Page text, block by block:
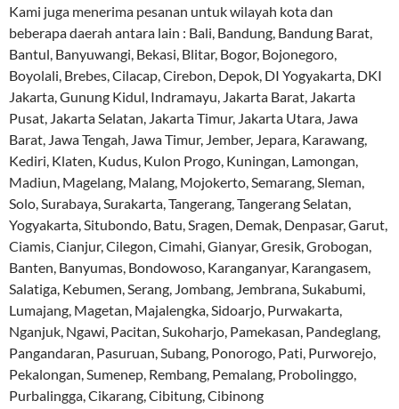
Kami juga menerima pesanan untuk wilayah kota dan
beberapa daerah antara lain : Bali, Bandung, Bandung Barat,
Bantul, Banyuwangi, Bekasi, Blitar, Bogor, Bojonegoro,
Boyolali, Brebes, Cilacap, Cirebon, Depok, DI Yogyakarta, DKI
Jakarta, Gunung Kidul, Indramayu, Jakarta Barat, Jakarta
Pusat, Jakarta Selatan, Jakarta Timur, Jakarta Utara, Jawa
Barat, Jawa Tengah, Jawa Timur, Jember, Jepara, Karawang,
Kediri, Klaten, Kudus, Kulon Progo, Kuningan, Lamongan,
Madiun, Magelang, Malang, Mojokerto, Semarang, Sleman,
Solo, Surabaya, Surakarta, Tangerang, Tangerang Selatan,
Yogyakarta, Situbondo, Batu, Sragen, Demak, Denpasar, Garut,
Ciamis, Cianjur, Cilegon, Cimahi, Gianyar, Gresik, Grobogan,
Banten, Banyumas, Bondowoso, Karanganyar, Karangasem,
Salatiga, Kebumen, Serang, Jombang, Jembrana, Sukabumi,
Lumajang, Magetan, Majalengka, Sidoarjo, Purwakarta,
Nganjuk, Ngawi, Pacitan, Sukoharjo, Pamekasan, Pandeglang,
Pangandaran, Pasuruan, Subang, Ponorogo, Pati, Purworejo,
Pekalongan, Sumenep, Rembang, Pemalang, Probolinggo,
Purbalingga, Cikarang, Cibitung, Cibinong